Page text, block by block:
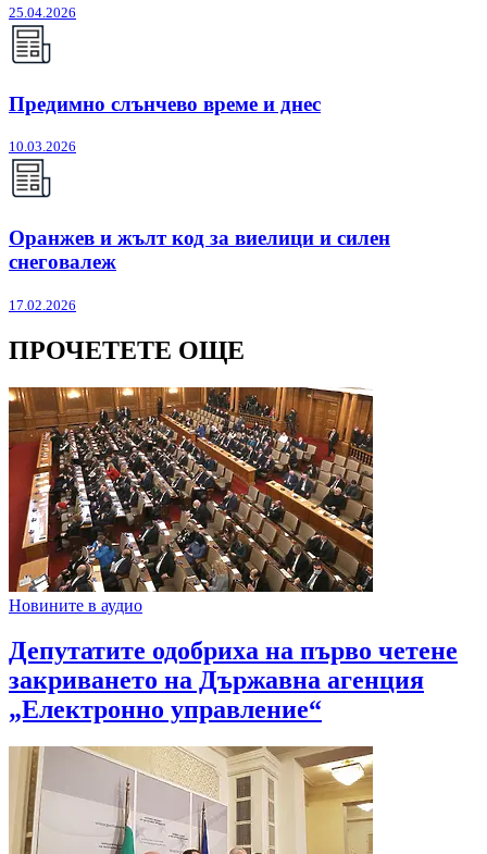
25.04.2026
Предимно слънчево време и днес
10.03.2026
Оранжев и жълт код за виелици и силен
снеговалеж
17.02.2026
ПРОЧЕТЕТЕ ОЩЕ
Новините в аудио
Депутатите одобриха на първо четене
закриването на Държавна агенция
„Електронно управление“